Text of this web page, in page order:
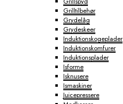
Grilltilbehør
Grydelåg
Grydeskeer
Induktionskogeplader
Induktionskomfurer
Induktionsplader
Isforme
Isknusere
Ismaskiner
Juicepressere